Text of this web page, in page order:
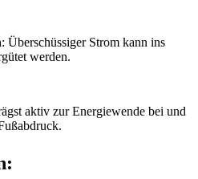
: Überschüssiger Strom kann ins
werden.
aktiv zur Energiewende bei und